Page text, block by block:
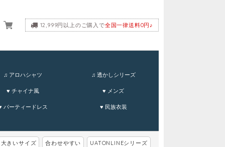
12,999円以上のご購入で全国一律送料0円♪
♫ アロハシャツ ♫ 透かしシリーズ
♥ チャイナ風 ♥ メンズ
パーティードレス ♥ 民族衣装
大きいサイズ 合わせやすい UATONLINEシリーズ